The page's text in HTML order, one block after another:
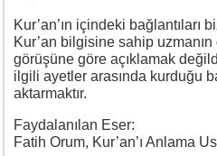
Kur’an’ın içindeki bağlantıları
Kur’an bilgisine sahip uzmanın
görüşüne göre açıklamak
ilgili ayetler arasında kurduğu
aktarmaktır.
Faydalanılan Eser:
Fatih Orum, Kur’an’ı Anlama